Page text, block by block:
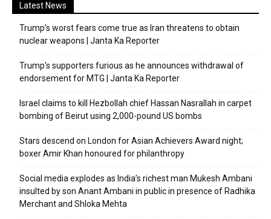
Latest News
Trump’s worst fears come true as Iran threatens to obtain
nuclear weapons | Janta Ka Reporter
Trump’s supporters furious as he announces withdrawal of
endorsement for MTG | Janta Ka Reporter
Israel claims to kill Hezbollah chief Hassan Nasrallah in carpet
bombing of Beirut using 2,000-pound US bombs
Stars descend on London for Asian Achievers Award night;
boxer Amir Khan honoured for philanthropy
Social media explodes as India’s richest man Mukesh Ambani
insulted by son Anant Ambani in public in presence of Radhika
Merchant and Shloka Mehta